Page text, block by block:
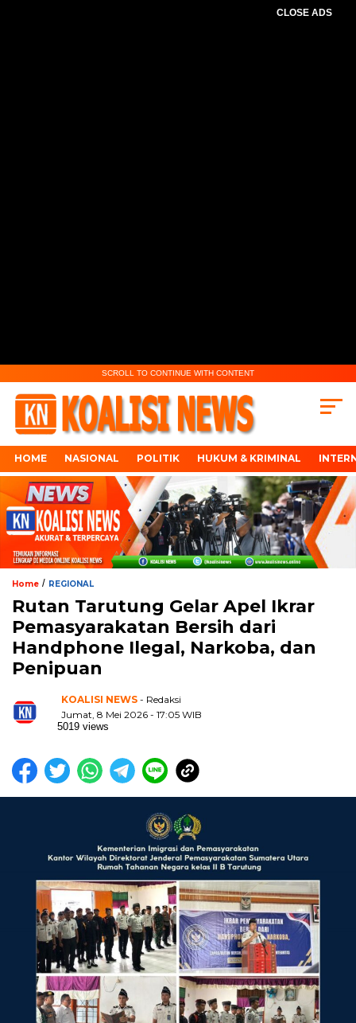
CLOSE ADS
SCROLL TO CONTINUE WITH CONTENT
HOME NASIONAL POLITIK HUKUM & KRIMINAL
Home / REGIONAL
Rutan Tarutung Gelar Apel Ikrar
Pemasyarakatan Bersih dari
Handphone Ilegal, Narkoba, dan
Penipuan
KOALISI NEWS - Redaksi
Jumat, 8 Mei 2026 - 17:05 WIB
5019 views